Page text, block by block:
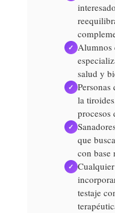
✓ Alumnos
salud y
✓ Personas
la
procesos
✓
que
con base
✓
testaje